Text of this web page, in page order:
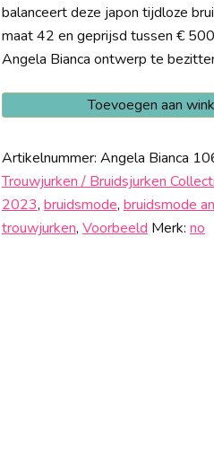
balanceert deze japon tijdloze
maat 42 en geprijsd tussen €
Angela Bianca ontwerp te
1065
Sale
aantal
Toevoegen aan
Artikelnummer: Angela Bianca
Trouwjurken / Bruidsjurken
2023, bruidsmode, bruidsmode
trouwjurken, Voorbeeld Merk: no